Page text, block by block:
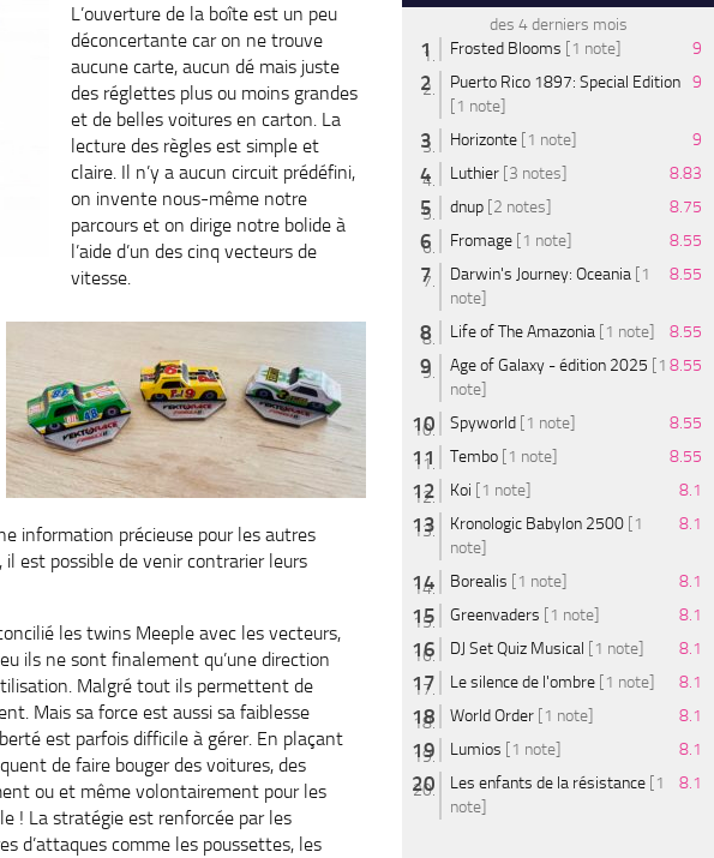
L’ouverture de la boîte est un peu
déconcertante car on ne trouve
aucune carte, aucun dé mais juste
des réglettes plus ou moins grandes
et de belles voitures en carton. La
lecture des règles est simple et
claire. Il n’y a aucun circuit prédéfini,
on invente nous-même notre
parcours et on dirige notre bolide à
l’aide d’un des cinq vecteurs de
vitesse.
information précieuse pour les autres
est possible de venir contrarier leurs
les twins Meeple avec les vecteurs,
ils ne sont finalement qu’une direction
Malgré tout ils permettent de
Mais sa force est aussi sa faiblesse
est parfois difficile à gérer. En plaçant
de faire bouger des voitures, des
ou et même volontairement pour les
! La stratégie est renforcée par les
d’attaques comme les poussettes, les
des 4 derniers mois
Frosted Blooms [1 note]
9
Puerto Rico 1897: Special Edition
[1 note]
9
Horizonte [1 note]
9
Luthier [3 notes]
8.83
dnup [2 notes]
8.75
Fromage [1 note]
8.55
Darwin's Journey: Oceania [1
note]
8.55
Life of The Amazonia [1 note]
8.55
Age of Galaxy - édition 2025 [1
note]
8.55
Spyworld [1 note]
8.55
Tembo [1 note]
8.55
Koi [1 note]
8.1
Kronologic Babylon 2500 [1
note]
8.1
Borealis [1 note]
8.1
Greenvaders [1 note]
8.1
DJ Set Quiz Musical [1 note]
8.1
Le silence de l'ombre [1 note]
8.1
World Order [1 note]
8.1
Lumios [1 note]
8.1
Les enfants de la résistance [1
note]
8.1